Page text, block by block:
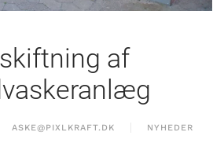
af
ASKE@PIXLKRAFT.DK NYHEDER